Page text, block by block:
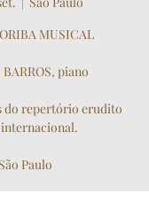
MUSICAL
piano
do repertório erudito
Paulo